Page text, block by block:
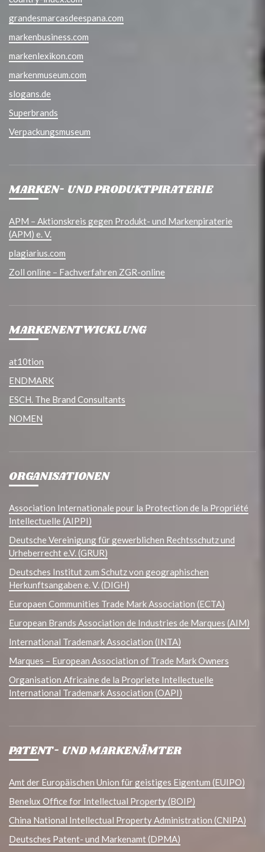
grandesmarcasdeespana.com
markenbusiness.com
markenlexikon.com
markenmuseum.com
slogans.de
Superbrands
Verpackungsmuseum
MARKEN- UND PRODUKTPIRATERIE
APM – Aktionskreis gegen Produkt- und Markenpiraterie
(APM) e. V.
plagiarius.com
Zoll online – Fachverfahren ZGR-online
MARKENENTWICKLUNG
at10tion
ENDMARK
ESCH. The Brand Consultants
NOMEN
ORGANISATIONEN
Association Internationale pour la Protection de la Propriété
Intellectuelle (AIPPI)
Deutsche Vereinigung für gewerblichen Rechtsschutz und
Urheberrecht e.V. (GRUR)
Deutsches Institut zum Schutz von geographischen
Herkunftsangaben e. V. (DIGH)
Europaen Communities Trade Mark Association (ECTA)
European Brands Association de Industries de Marques (AIM)
International Trademark Association (INTA)
Marques – European Association of Trade Mark Owners
Organisation Africaine de la Propriete Intellectuelle
International Trademark Association (OAPI)
PATENT- UND MARKENÄMTER
Amt der Europäischen Union für geistiges Eigentum (EUIPO)
Benelux Office for Intellectual Property (BOIP)
China National Intellectual Property Administration (CNIPA)
Deutsches Patent- und Markenamt (DPMA)